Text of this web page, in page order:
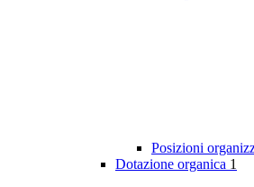
Posizioni
Dotazione organica 1